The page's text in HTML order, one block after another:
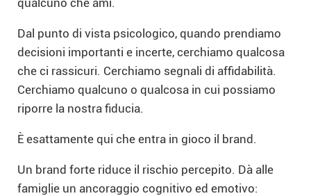
Dal punto di vista psicologico, quando prendiamo
decisioni importanti e incerte, cerchiamo qualcosa
che ci rassicuri. Cerchiamo segnali di affidabilità.
Cerchiamo qualcuno o qualcosa in cui possiamo
riporre la nostra fiducia.
È esattamente qui che entra in gioco il brand.
Un brand forte riduce il rischio percepito. Dà alle
famiglie un ancoraggio cognitivo ed emotivo: